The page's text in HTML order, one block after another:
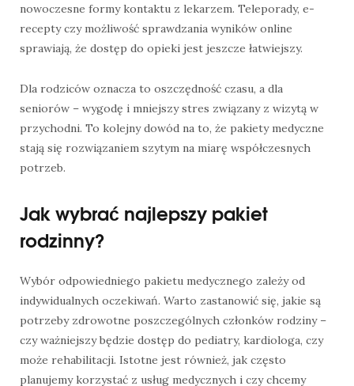
nowoczesne formy kontaktu z lekarzem. Teleporady, e-
recepty czy możliwość sprawdzania wyników online
sprawiają, że dostęp do opieki jest jeszcze łatwiejszy.
Dla rodziców oznacza to oszczędność czasu, a dla
seniorów – wygodę i mniejszy stres związany z wizytą w
przychodni. To kolejny dowód na to, że pakiety medyczne
stają się rozwiązaniem szytym na miarę współczesnych
potrzeb.
Jak wybrać najlepszy pakiet
rodzinny?
Wybór odpowiedniego pakietu medycznego zależy od
indywidualnych oczekiwań. Warto zastanowić się, jakie są
potrzeby zdrowotne poszczególnych członków rodziny –
czy ważniejszy będzie dostęp do pediatry, kardiologa, czy
może rehabilitacji. Istotne jest również, jak często
planujemy korzystać z usług medycznych i czy chcemy